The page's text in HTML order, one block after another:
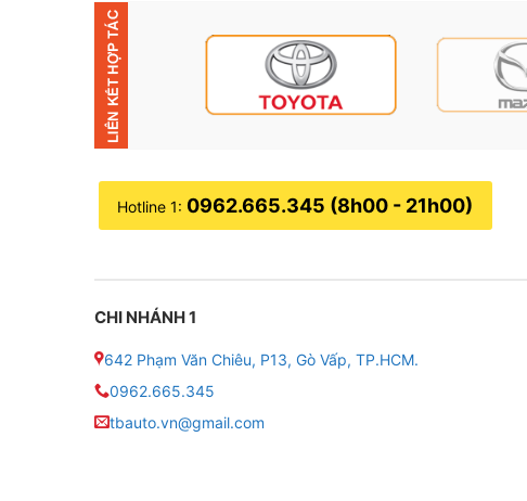
▶Thông số kỹ thuật:
● Màn hình: Màn hình tràn viền
● Màn Hình: IPS 9 – 10 Inch
Hotline 1: 0962.665.345 (8h00 - 21h00)
CHI NHÁNH 1
642 Phạm Văn Chiêu, P13, Gò Vấp, TP.HCM.
0962.665.345
tbauto.vn@gmail.com